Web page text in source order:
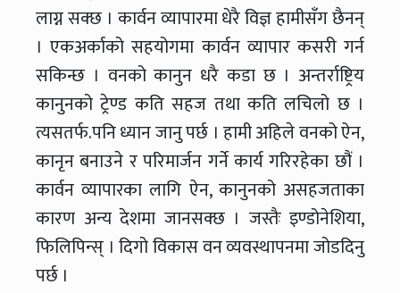
लाग्न सक्छ । कार्वन व्यापारमा धेरै विज्ञ हामीसँग छैनन्
। एकअर्काको सहयोगमा कार्वन व्यापार कसरी गर्न
सकिन्छ । वनको कानुन धरै कडा छ । अन्तर्राष्ट्रिय
कानुनको ट्रेण्ड कति सहज तथा कति लचिलो छ ।
त्यसतर्फ.पनि ध्यान जानु पर्छ । हामी अहिले वनको ऐन,
कानृन बनाउने र परिमार्जन गर्ने कार्य गरिरहेका छौं ।
कार्वन व्यापारका लागि ऐन, कानुनको असहजताका
कारण अन्य देशमा जानसक्छ । जस्तैः इण्डोनेशिया,
फिलिपिन्स् । दिगो विकास वन व्यवस्थापनमा जोडदिनु
पर्छ ।